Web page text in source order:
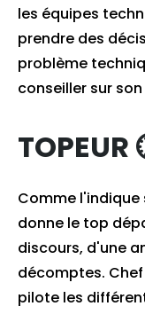
les équipes
prendre des
problème
conseiller sur
Comme l'indique
donne le top
discours, d'une
décomptes.
pilote les